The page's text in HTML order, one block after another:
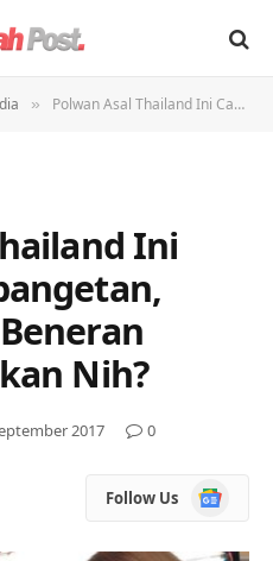
» Polwan Asal Thailand Ini Cantiknya Kebangetan, Netizen Kepo Beneran Cewek Asli Bukan Nih?
Ini
Nih?
2017 0
Follow Us
Google
News